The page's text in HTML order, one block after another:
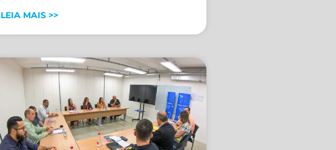
LEIA MAIS >>